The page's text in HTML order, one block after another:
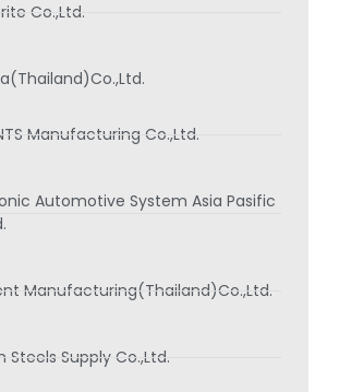
Co.,Ltd.
Manufacturing Co.,Ltd.
Automotive System Asia Pasific
Manufacturing(Thailand)Co.,Ltd.
Steels Supply Co.,Ltd.